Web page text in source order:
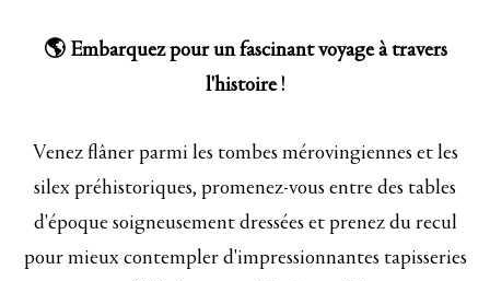
🌎 Embarquez pour un fascinant voyage à travers
l'histoire !
Venez flâner parmi les tombes mérovingiennes et les
silex préhistoriques, promenez-vous entre des tables
d'époque soigneusement dressées et prenez du recul
pour mieux contempler d'impressionnantes tapisseries